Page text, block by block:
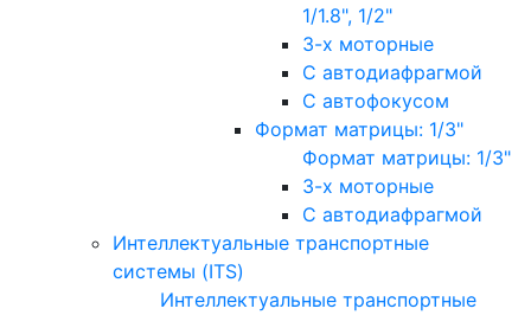
1/1.8", 1/2"
3-х моторные
С автодиафрагмой
С автофокусом
Формат матрицы: 1/3"
Формат матрицы: 1/3"
3-х моторные
С автодиафрагмой
Интеллектуальные транспортные
системы (ITS)
Интеллектуальные транспортные